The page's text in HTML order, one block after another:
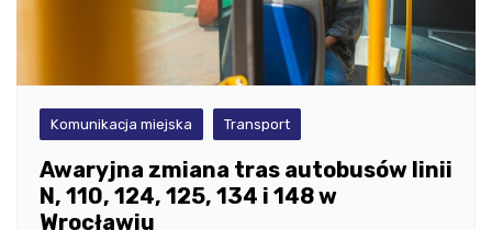
Komunikacja miejska Transport
Awaryjna zmiana tras autobusów linii
N, 110, 124, 125, 134 i 148 w
Wrocławiu